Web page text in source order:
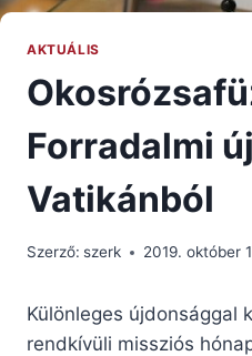
AKTUÁLIS
Forradalmi
Vatikánból
Szerző: szerk 2019. október
Különleges újdonsággal
rendkívüli missziós